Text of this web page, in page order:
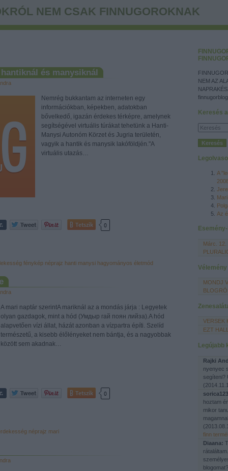
NEM CSAK FINNUGOROKNAK
NEM AZ
Keresés
A
Az
Márc. 12.
Vélemény
MONDJ
VERSEK
EZT
Legújabb
Rajki
nyenyec
segíteni?
(
hoztam
mikor
(
finn
Diaana:
és manysiknál
Nemrég bukkantam az interneten egy
információkban, képekben, adatokban
bővelkedő, igazán érdekes térképre, amelynek
segítségével virtuális túrákat tehetünk a Hanti-
Manysi Autonóm Körzet és Jugria területén,
vagyik a hantik és manysik lakóföldjén."A
virtuális utazás…
Tetszik 0
fénykép néprajz hanti manysi hagyományos életmód
A mari naptár szerintA mariknál az a mondás járja : Legyetek
olyan gazdagok, mint a hód (Умдыр гай поян лийза).A hód
alapvetően vízi állat, házát azonban a vízpartra építi. Szelíd
természetű, a kisebb élőlényeket nem bántja, és a nagyobbak
között sem akadnak…
Tetszik 0
néprajz mari